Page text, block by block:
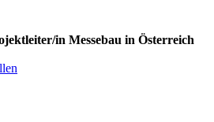
in Messebau in Österreich